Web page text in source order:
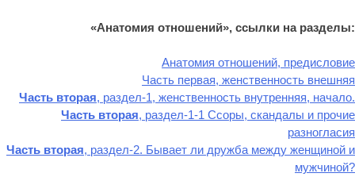
«Анатомия отношений», ссылки на разделы:
Анатомия отношений, предисловие
Часть первая, женственность внешняя
Часть вторая, раздел-1, женственность внутренняя, начало.
Часть вторая, раздел-1-1 Ссоры, скандалы и прочие
разногласия
Часть вторая, раздел-2. Бывает ли дружба между женщиной и
мужчиной?